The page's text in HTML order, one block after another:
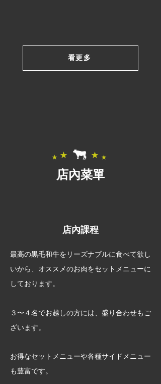
看更多
店內菜單
店內課程
最高の黒毛和牛をリーズナブルに食べて欲し
いから、オススメのお肉をセットメニューに
しております。
３〜４名でお越しの方には、盛り合わせもご
ざいます。
お得なセットメニューや各種サイドメニュー
も豊富です。